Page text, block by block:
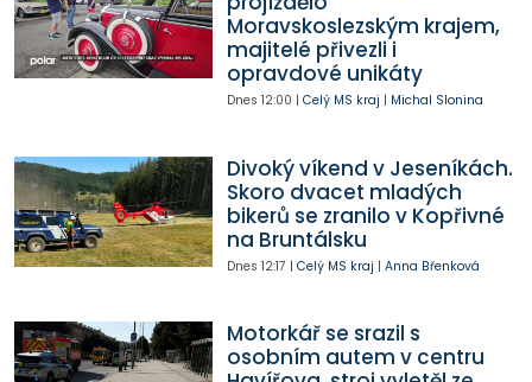
Moravskoslezským krajem,
majitelé přivezli i
opravdové unikáty
Dnes 12:00 | Celý MS kraj | Michal Slonina
Divoký víkend v Jeseníkách.
Skoro dvacet mladých
bikerů se zranilo v Kopřivné
na Bruntálsku
Dnes 12:17 | Celý MS kraj | Anna Břenková
Motorkář se srazil s
osobním autem v centru